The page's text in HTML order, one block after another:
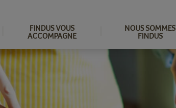
FINDUS VOUS
ACCOMPAGNE
NOUS SOMMES
FINDUS